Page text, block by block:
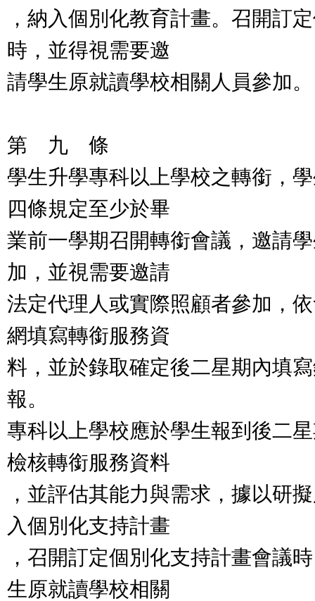
，納入個別化教育計畫。召開訂
時，並得視需要邀
請學生原就讀學校相關人員參加。
第 九 條
學生升學專科以上學校之轉銜，
四條規定至少於畢
業前一學期召開轉銜會議，邀請
加，並視需要邀請
法定代理人或實際照顧者參加，
網填寫轉銜服務資
料，並於錄取確定後二星期內填
報。
專科以上學校應於學生報到後二
檢核轉銜服務資料
，並評估其能力與需求，據以研
入個別化支持計畫
，召開訂定個別化支持計畫會議
生原就讀學校相關